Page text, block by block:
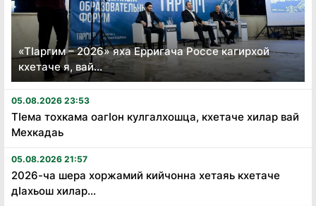
«Тӏаргим – 2026» яха Ерригача Россе кагирхой
кхетаче я, вай...
05.08.2026 23:53
Тӏема тохкама оагӏон кулгалхошца, кхетаче хилар вай
Мехкадаь
05.08.2026 21:57
2026-ча шера хоржамий кийчонна хетаяь кхетаче
дӏахьош хилар...